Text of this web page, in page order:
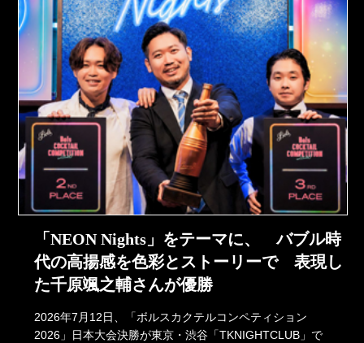
「NEON Nights」をテーマに、 バブル時
代の高揚感を色彩とストーリーで 表現し
た千原颯之輔さんが優勝
2026年7月12日、「ボルスカクテルコンペティション
2026」日本大会決勝が東京・渋谷「TKNIGHTCLUB」で